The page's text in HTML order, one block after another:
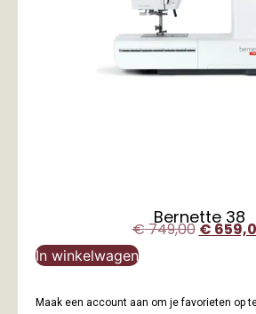
Bernette 38
€749,00 €
In winkelwagen
Maak een account aan om je favorieten op